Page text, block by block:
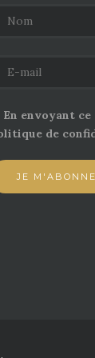
En envoyant
de